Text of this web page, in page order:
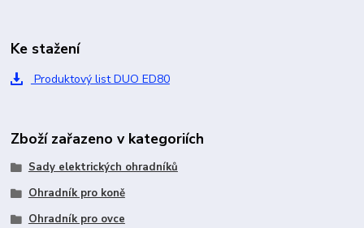
Ke stažení
Produktový list DUO ED80
Zboží zařazeno v kategoriích
Sady elektrických ohradníků
Ohradník pro koně
Ohradník pro ovce